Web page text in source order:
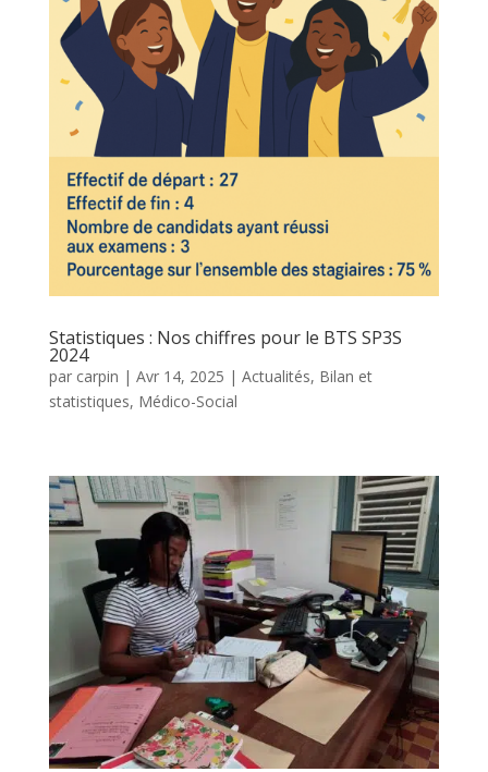
Statistiques : Nos chiffres pour le BTS SP3S
2024
par carpin | Avr 14, 2025 | Actualités, Bilan et
statistiques, Médico-Social